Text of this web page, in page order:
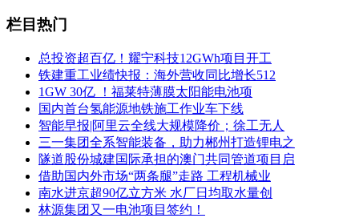
栏目热门
总投资超百亿！耀宁科技12GWh项目开工
铁建重工业绩快报：海外营收同比增长512
1GW 30亿 ！福莱特薄膜太阳能电池项
国内首台氢能源地铁施工作业车下线
智能早报|阿里云全线大规模降价；徐工无人
三一集团全系智能装备，助力郴州打造锂电之
隧道股份城建国际承担的澳门共同管道项目启
借助国内外市场“两条腿”走路 工程机械业
南水进京超90亿立方米 水厂日均取水量创
林源集团又一电池项目签约！